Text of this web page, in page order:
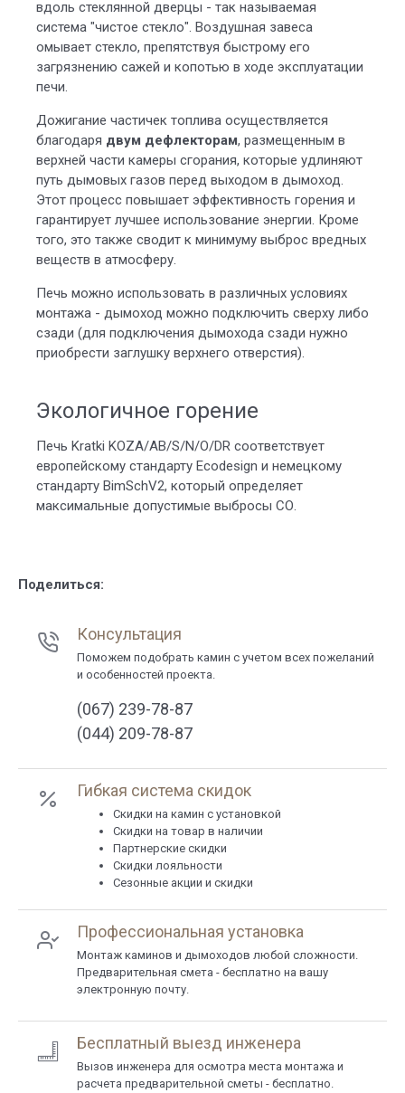
вдоль стеклянной дверцы - так называемая
система "чистое стекло". Воздушная завеса
омывает стекло, препятствуя быстрому его
загрязнению сажей и копотью в ходе эксплуатации
печи.
Дожигание частичек топлива осуществляется
благодаря двум дефлекторам, размещенным в
верхней части камеры сгорания, которые удлиняют
путь дымовых газов перед выходом в дымоход.
Этот процесс повышает эффективность горения и
гарантирует лучшее использование энергии. Кроме
того, это также сводит к минимуму выброс вредных
веществ в атмосферу.
Печь можно использовать в различных условиях
монтажа - дымоход можно подключить сверху либо
сзади (для подключения дымохода сзади нужно
приобрести заглушку верхнего отверстия).
Экологичное горение
Печь Kratki KOZA/AB/S/N/O/DR соответствует
европейскому стандарту Ecodesign и немецкому
стандарту BimSchV2, который определяет
максимальные допустимые выбросы СО.
Поделиться:
Консультация
Поможем подобрать камин с учетом всех пожеланий
и особенностей проекта.
(067) 239-78-87
(044) 209-78-87
Гибкая система скидок
Cкидки на камин с установкой
Скидки на товар в наличии
Партнерские скидки
Скидки лояльности
Сезонные акции и скидки
Профессиональная установка
Монтаж каминов и дымоходов любой сложности.
Предварительная смета - бесплатно на вашу
электронную почту.
Бесплатный выезд инженера
Вызов инженера для осмотра места монтажа и
расчета предварительной сметы - бесплатно.